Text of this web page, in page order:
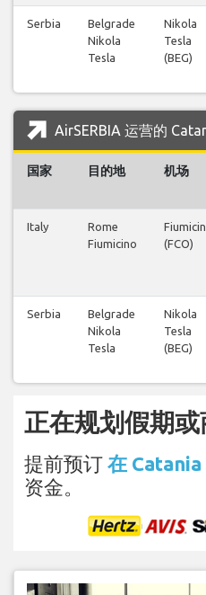
Serbia
Belgrade
Nikola
Tesla
Nikola
Tesla
(BEG)
AirSERBIA 运营的
国家 目的地 机场
Italy
Rome
Fiumicino
(FCO)
Serbia
Belgrade
Nikola
Tesla
Nikola
Tesla
(BEG)
正在规划假期或
提前预订 在 Catania
资金。